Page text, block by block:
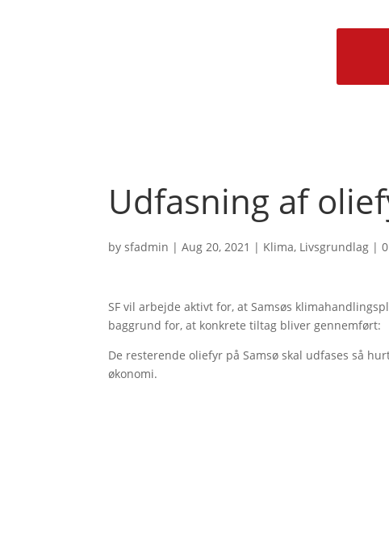
Udfasning af
bysfadmin |Aug 20, 2021 | Klima, Livsgrundlag |
SF vil arbejde aktivt for, at Samsøs
baggrund for, at konkrete tiltag bliver gennemført:
De resterende oliefyr på Samsø skal udfases så
økonomi.